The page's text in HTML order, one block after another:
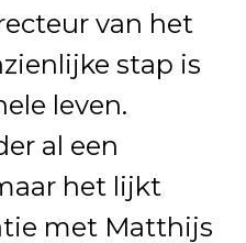
van het
stap is
leven.
al een
het lijkt
met Matthijs